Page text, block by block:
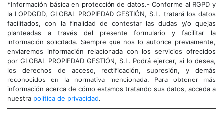
*Información básica en protección de datos.- Conforme al RGPD y
la LOPDGDD, GLOBAL PROPIEDAD GESTIÓN, S.L. tratará los datos
facilitados, con la finalidad de contestar las dudas y/o quejas
planteadas a través del presente formulario y facilitar la
información solicitada. Siempre que nos lo autorice previamente,
enviaremos información relacionada con los servicios ofrecidos
por GLOBAL PROPIEDAD GESTIÓN, S.L. Podrá ejercer, si lo desea,
los derechos de acceso, rectificación, supresión, y demás
reconocidos en la normativa mencionada. Para obtener más
información acerca de cómo estamos tratando sus datos, acceda a
nuestra política de privacidad.